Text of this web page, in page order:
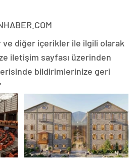
ve diğer içerikler ile ilgili olarak
iletişim sayfası üzerinden
bildirimlerinize geri